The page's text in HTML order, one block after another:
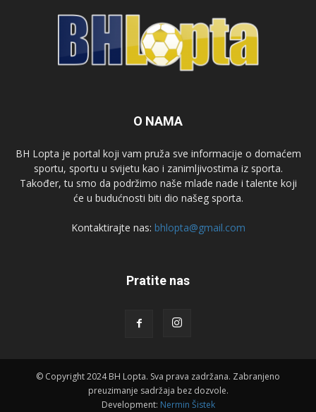
O NAMA
BH Lopta je portal koji vam pruža sve informacije o domaćem
sportu, sportu u svijetu kao i zanimljivostima iz sporta.
Također, tu smo da podržimo naše mlade nade i talente koji
će u budućnosti biti dio našeg sporta.
Kontaktirajte nas: bhlopta@gmail.com
Pratite nas
© Copyright 2024 BH Lopta. Sva prava zadržana. Zabranjeno
preuzimanje sadržaja bez dozvole.
Development: Nermin Šistek